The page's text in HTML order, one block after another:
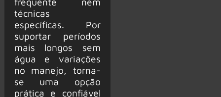
técnicas
específicas. Por
suportar períodos
mais longos sem
água e variações
no manejo, torna-
se uma opção
prática e confiável